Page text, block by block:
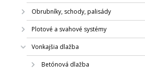
Obrubníky, schody, palisády
Plotové a svahové systémy
Vonkajšia dlažba
Betónová dlažba